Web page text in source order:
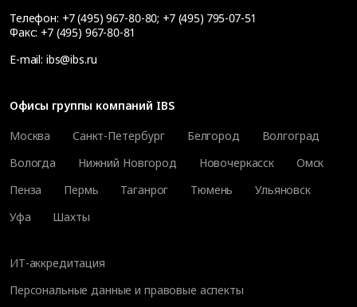
Телефон: +7 (495) 967-80-80; +7 (495) 795-07-51
Факс: +7 (495) 967-80-81
E-mail: ibs@ibs.ru
Офисы группы компаний IBS
Москва
Санкт-Петербург Белгород
Волгоград
Вологда
Нижний Новгород Новочеркасск
Омск
Пенза
Пермь Таганрог Тюмень
Ульяновск
Уфа
Шахты
ИТ-аккредитация
Персональные данные и правовые аспекты